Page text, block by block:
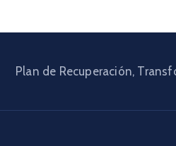
Plan de Recuperación,